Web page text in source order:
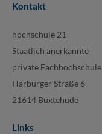
Kontakt
hochschule 21
Staatlich anerkannte
private Fachhochschule
Harburger Straße 6
21614 Buxtehude
Links